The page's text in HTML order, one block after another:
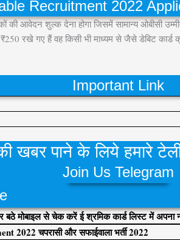
Recruitment 2022
की आवेदन शुल्क देना होगा जिसमें सामान्य ओबीसी
₹250 रखे गए हैं वह किसी भी माध्यम से जैसे डेबिट
Important Link
खबर पाने के लिये हमारे
Join Us Telegram
मोबाइल से चेक करें ई श्रमिक कार्ड लिस्ट में अपना
2022 चपरासी और सफाईवाला भर्ती 2022